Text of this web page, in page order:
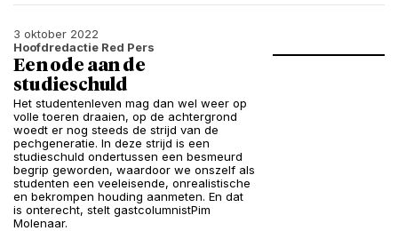
3 oktober 2022
Hoofdredactie Red Pers
Een ode aan de
studieschuld
Het studentenleven mag dan wel weer op
volle toeren draaien, op de achtergrond
woedt er nog steeds de strijd van de
pechgeneratie. In deze strijd is een
studieschuld ondertussen een besmeurd
begrip geworden, waardoor we onszelf als
studenten een veeleisende, onrealistische
en bekrompen houding aanmeten. En dat
is onterecht, stelt gastcolumnistPim
Molenaar.